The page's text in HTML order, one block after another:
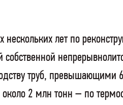
лет по
труб, превышающими
около 2 млн тонн – по